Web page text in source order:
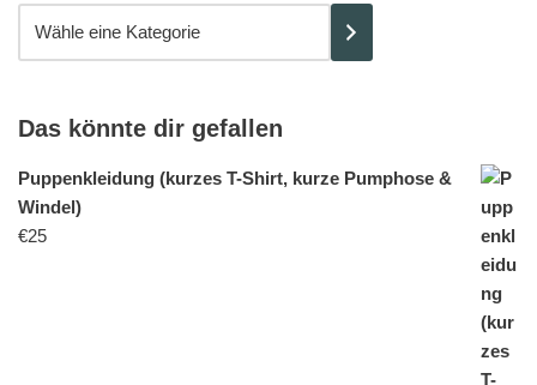
Das könnte dir gefallen
Puppenkleidung (kurzes T-Shirt, kurze Pumphose &
Windel)
€25